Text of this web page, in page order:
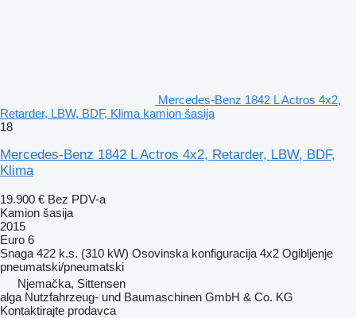
Mercedes-Benz 1842 L Actros 4x2,
Retarder, LBW, BDF, Klima kamion šasija
18
Mercedes-Benz 1842 L Actros 4x2, Retarder, LBW, BDF,
Klima
19.900 € Bez PDV-a
Kamion šasija
2015
Euro 6
Snaga 422 k.s. (310 kW) Osovinska konfiguracija 4x2 Ogibljenje
pneumatski/pneumatski
Njemačka, Sittensen
alga Nutzfahrzeug- und Baumaschinen GmbH & Co. KG
Kontaktirajte prodavca